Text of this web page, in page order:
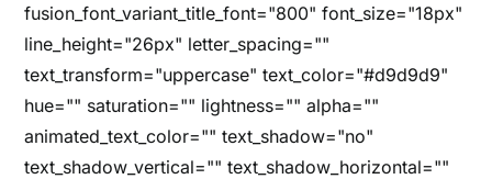
fusion_font_variant_title_font="800" font_size="18px"
line_height="26px" letter_spacing=""
text_transform="uppercase" text_color="#d9d9d9"
hue="" saturation="" lightness="" alpha=""
animated_text_color="" text_shadow="no"
text_shadow_vertical="" text_shadow_horizontal=""